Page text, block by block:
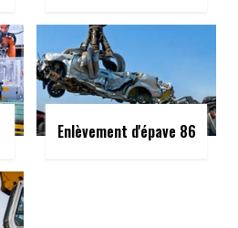
Enlèvement d'épave 86